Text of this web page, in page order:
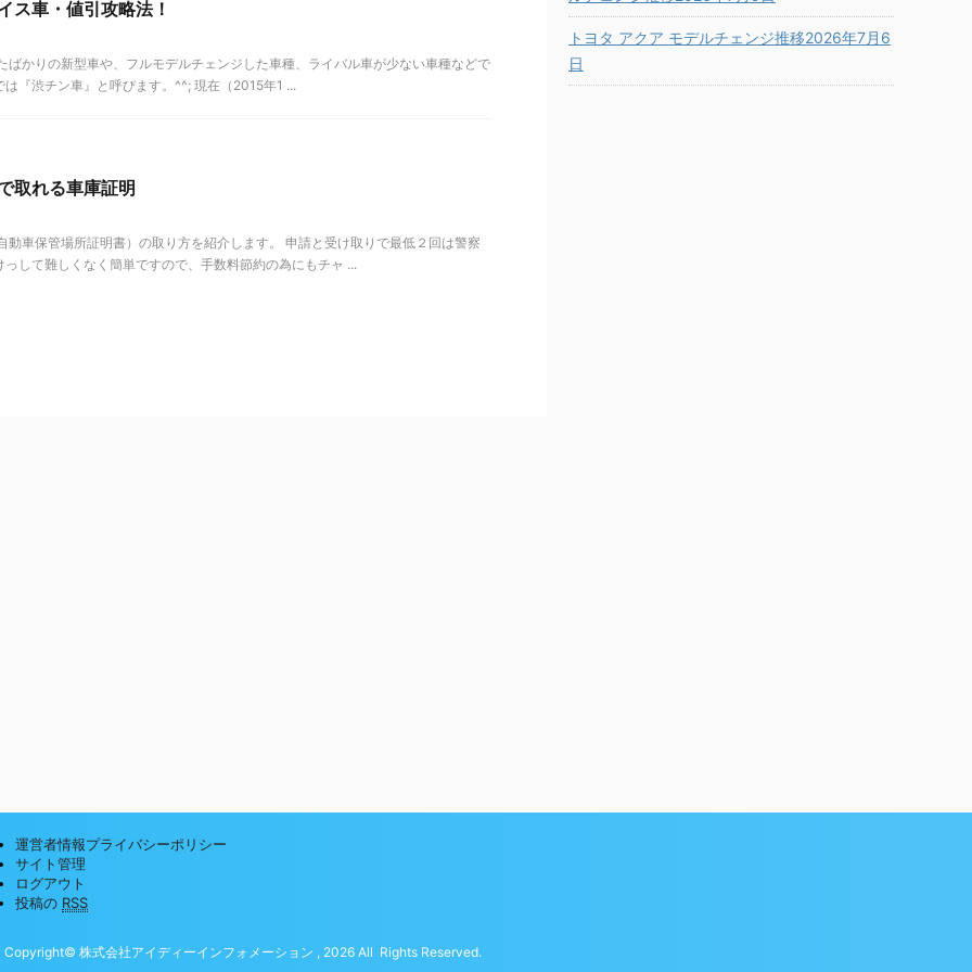
ス車・値引攻略法！
ばかりの新型車や、フルモデルチェンジした車種、ライバル車が少ない車種などで
『渋チン車』と呼びます。^^; 現在（2015年1 ...
取れる車庫証明
動車保管場所証明書）の取り方を紹介します。 申請と受け取りで最低２回は警察
して難しくなく簡単ですので、手数料節約の為にもチャ ...
トヨタ アクア モデルチェンジ推移2026年7月6
日
運営者情報プライバシーポリシー
サイト管理
ログアウト
投稿の RSS
Copyright© 株式会社アイディーインフォメーション , 2026 All Rights Reserved.